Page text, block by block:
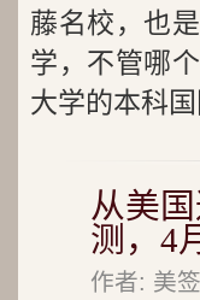
藤名校，也
学，不管哪
大学的本科
从美
测，4
作者: 美